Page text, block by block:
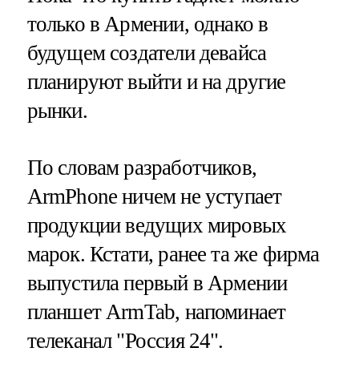
только в Армении, однако в
будущем создатели девайса
планируют выйти и на другие
рынки.
По словам разработчиков,
ArmPhone ничем не уступает
продукции ведущих мировых
марок. Кстати, ранее та же фирма
выпустила первый в Армении
планшет ArmTab, напоминает
телеканал "Россия 24".